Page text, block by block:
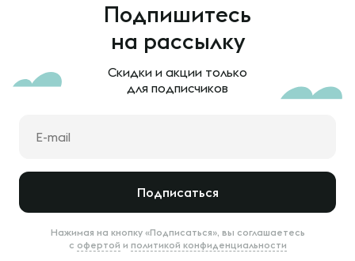
Подпишитесь
на рассылку
Скидки и акции только
для подписчиков
Подписаться
Нажимая на кнопку «Подписаться», вы соглашаетесь
с офертой и политикой конфиденциальности